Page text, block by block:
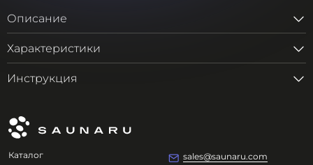
Описание
Характеристики
Инструкция
Каталог sales@saunaru.com